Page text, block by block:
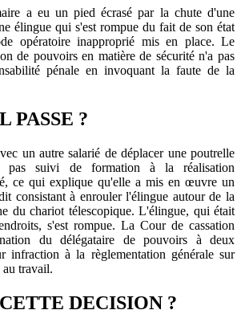
a eu un pied écrasé par la chute d'une
élingue qui s'est rompue du fait de son état
opératoire inapproprié mis en place. Le
de pouvoirs en matière de sécurité n'a pas
pénale en invoquant la faute de la
PASSE ?
un autre salarié de déplacer une poutrelle
pas suivi de formation à la réalisation
ce qui explique qu'elle a mis en œuvre un
consistant à enrouler l'élingue autour de la
du chariot télescopique. L'élingue, qui était
s'est rompue. La Cour de cassation
du délégataire de pouvoirs à deux
infraction à la règlementation générale sur
travail.
DECISION ?